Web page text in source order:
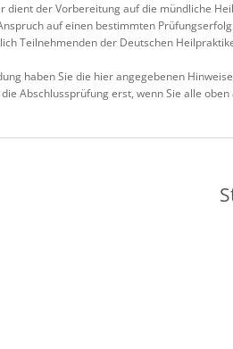
dient der Vorbereitung auf die mündliche
auf einen bestimmten
Teilnehmenden der Deutschen
haben Sie die hier angegebenen
Abschlussprüfung erst, wenn Sie alle